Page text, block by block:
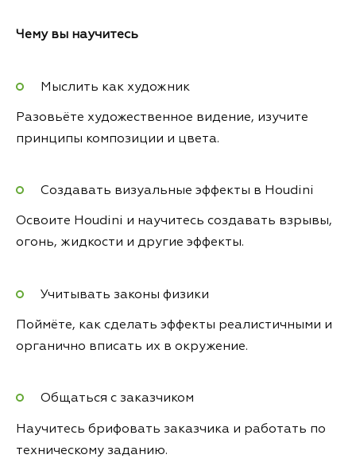
Чему вы научитесь
Мыслить как художник
Разовьёте художественное видение, изучите
принципы композиции и цвета.
Создавать визуальные эффекты в Houdini
Освоите Houdini и научитесь создавать взрывы,
огонь, жидкости и другие эффекты.
Учитывать законы физики
Поймёте, как сделать эффекты реалистичными и
органично вписать их в окружение.
Общаться с заказчиком
Научитесь брифовать заказчика и работать по
техническому заданию.